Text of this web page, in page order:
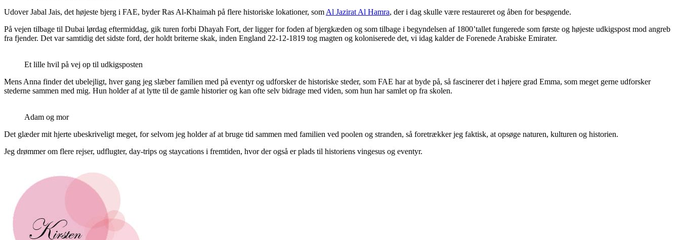
Udover Jabal Jais, det højeste bjerg i FAE, byder Ras Al-Khaimah på flere historiske lokationer, som Al Jazirat Al Hamra, der i dag skulle være restaureret og åben for besøgende.
På vejen tilbage til Dubai lørdag eftermiddag, gik turen forbi Dhayah Fort, der ligger for foden af bjergkæden og som tilbage i begyndelsen af 1800’tallet fungerede som første og højeste udkigspost mod angreb
fra fjender. Det var samtidig det sidste ford, der holdt briterne skak, inden England 22-12-1819 tog magten og koloniserede det, vi idag kalder de Forenede Arabiske Emirater.
Et lille hvil på vej op til udkigsposten
Mens Anna finder det ubelejligt, hver gang jeg slæber familien med på eventyr og udforsker de historiske steder, som FAE har at byde på, så fascinerer det i højere grad Emma, som meget gerne udforsker
stederne sammen med mig. Hun holder af at lytte til de gamle historier og kan ofte selv bidrage med viden, som hun har samlet op fra skolen.
Adam og mor
Det glæder mit hjerte ubeskriveligt meget, for selvom jeg holder af at bruge tid sammen med familien ved poolen og stranden, så foretrækker jeg faktisk, at opsøge naturen, kulturen og historien.
Jeg drømmer om flere rejser, udflugter, day-trips og staycations i fremtiden, hvor der også er plads til historiens vingesus og eventyr.